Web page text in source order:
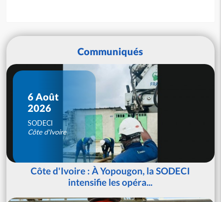
Communiqués
6 Août
2026
SODECI
Côte d'Ivoire
Côte d'Ivoire : À Yopougon, la SODECI
intensifie les opéra...